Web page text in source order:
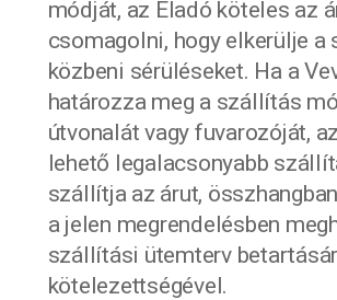
módját, az Eladó köteles az
csomagolni, hogy elkerülje a
közbeni sérüléseket. Ha a
határozza meg a szállítás
útvonalát vagy fuvarozóját,
lehető legalacsonyabb
szállítja az árut,
a jelen megrendelésben
szállítási ütemterv
kötelezettségével.